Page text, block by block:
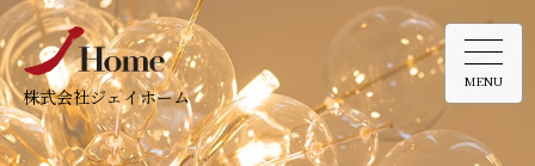
株式会社ジェイホーム
MENU